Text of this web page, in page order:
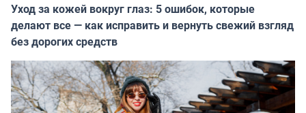
Уход за кожей вокруг глаз: 5 ошибок, которые
делают все — как исправить и вернуть свежий взгляд
без дорогих средств